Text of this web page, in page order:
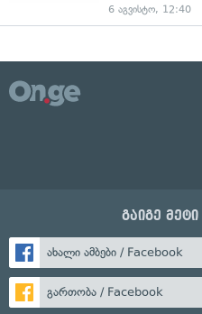
6 აგვისტო, 12:40
გაიგე
ახალი ამბები / Facebook
გართობა / Facebook